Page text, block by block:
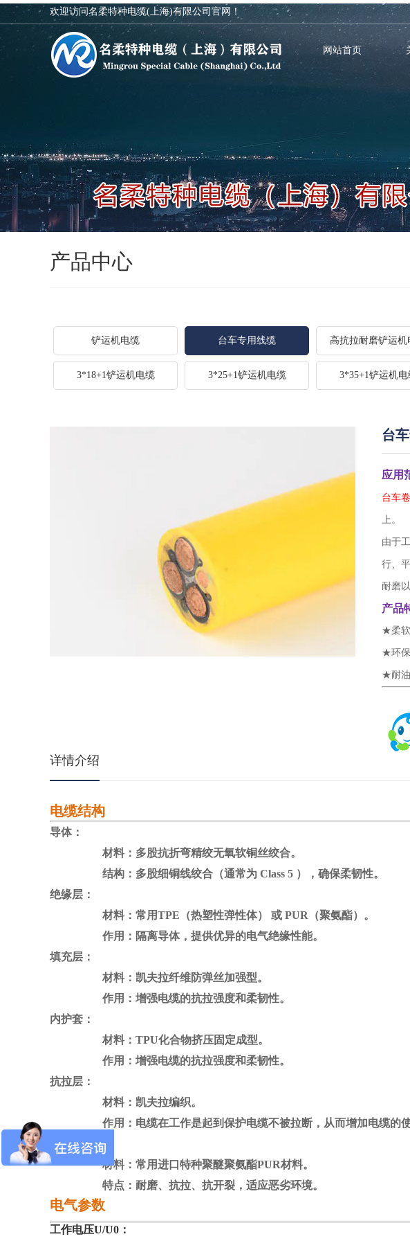
欢迎访问名柔特种电缆(上海)有限公司官网！
网站首页
产品中心
铲运机电缆 台车专用线缆 高抗拉耐磨铲运机
3*18+1铲运机电缆 3*25+1铲运机电缆 3*35+1铲运机电
台
应用
台车
上。
由于
行、
耐磨
产品
★柔
★环
★耐
详情介绍
电缆结构
导体：
材料： 多股抗折弯精绞无氧软铜丝绞合。
结构：多股细铜线绞合（通常为 Class 5 ），确保柔韧性。
绝缘层：
材料：常用TPE（热塑性弹性体） 或 PUR（聚氨酯）。
作用：隔离导体，提供优异的电气绝缘性能。
填充层：
材料： 凯夫拉纤维防弹丝加强型。
作用：增强电缆的抗拉强度和柔韧性。
内护套：
材料： TPU化合物挤压固定成型。
作用：增强电缆的抗拉强度和柔韧性。
抗拉层：
材料：凯夫拉编织。
作用：电缆在工作是起到保护电缆不被拉断，从而增加电缆的使
外护套：
材料： 常用进口特种聚醚聚氨酯PUR材料。
特点：耐磨、抗拉、抗开裂，适应恶劣环境。
电气参数
工作电压U/U0：